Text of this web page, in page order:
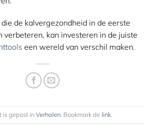
de kalvergezondheid in de eerste
verbeteren, kan investeren in de juiste
een wereld van verschil maken.
is gepost inVerhalen. Bookmark de link.